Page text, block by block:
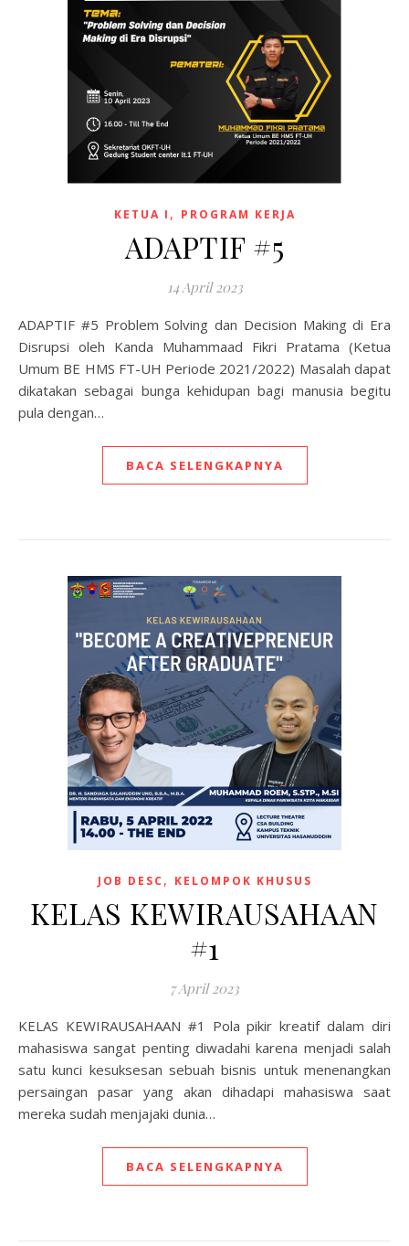
KETUA I , PROGRAM KERJA
ADAPTIF #5
14 April 2023
ADAPTIF #5 Problem Solving dan Decision Making di Era
Disrupsi oleh Kanda Muhammaad Fikri Pratama (Ketua
Umum BE HMS FT-UH Periode 2021/2022) Masalah dapat
dikatakan sebagai bunga kehidupan bagi manusia begitu
pula dengan…
BACA SELENGKAPNYA
JOB DESC , KELOMPOK KHUSUS
KELAS KEWIRAUSAHAAN
#1
7 April 2023
KELAS KEWIRAUSAHAAN #1 Pola pikir kreatif dalam diri
mahasiswa sangat penting diwadahi karena menjadi salah
satu kunci kesuksesan sebuah bisnis untuk menenangkan
persaingan pasar yang akan dihadapi mahasiswa saat
mereka sudah menjajaki dunia…
BACA SELENGKAPNYA